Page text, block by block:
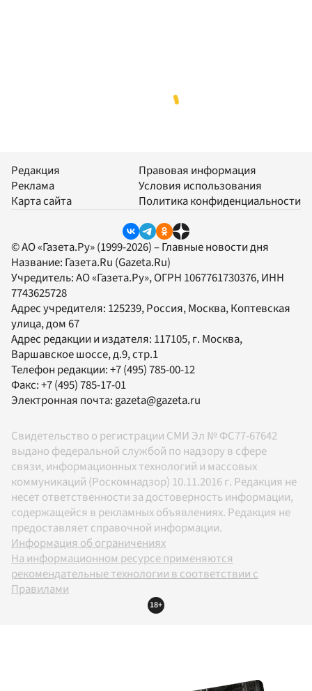
Редакция
Реклама
Карта сайта
Правовая информация
Условия использования
Политика конфиденциальности
© АО «Газета.Ру» (1999-2026) – Главные новости дня
Название: Газета.Ru (Gazeta.Ru)
Учредитель:АО «Газета.Ру», ОГРН 1067761730376, ИНН
7743625728
Адрес учредителя: 125239, Россия, Москва, Коптевская
улица, дом 67
Адрес редакции и издателя: 117105, г. Москва,
Варшавское шоссе, д.9, стр.1
Телефон редакции:+7 (495) 785-00-12
Факс:+7 (495) 785-17-01
Электронная почта:gazeta@gazeta.ru
Свидетельство о регистрации СМИ Эл № ФС77-67642
выдано федеральной службой по надзору в сфере
связи, информационных технологий и массовых
коммуникаций (Роскомнадзор) 10.11.2016 г. Редакция не
несет ответственности за достоверность информации,
содержащейся в рекламных объявлениях. Редакция не
предоставляет справочной информации.
Информация об ограничениях
На информационном ресурсе применяются
рекомендательные технологии в соответствии с
Правилами
18+